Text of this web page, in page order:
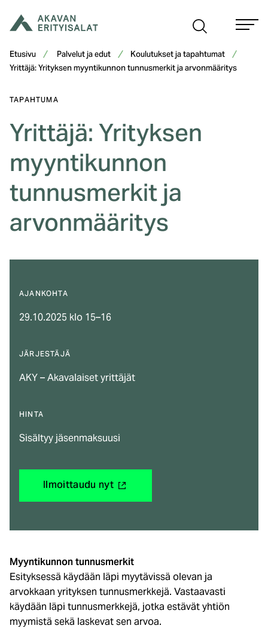
sisältöön
Etusivu Palvelut ja edut
Koulutukset ja tapahtumat
Yrittäjä: Yrityksen myyntikunnon tunnusmerkit ja arvonmääritys
TAPAHTUMA
Yrittäjä: Yrityksen
myyntikunnon
tunnusmerkit ja
arvonmääritys
AJANKOHTA
29.10.2025 klo 15–16
JÄRJESTÄJÄ
AKY – Akavalaiset yrittäjät
HINTA
Sisältyy jäsenmaksuusi
Ilmoittaudu nyt(ulkoinen
linkki)
Myyntikunnon tunnusmerkit
Esityksessä käydään läpi myytävissä olevan ja
arvokkaan yrityksen tunnusmerkkejä. Vastaavasti
käydään läpi tunnusmerkkejä, jotka estävät yhtiön
myymistä sekä laskevat sen arvoa.